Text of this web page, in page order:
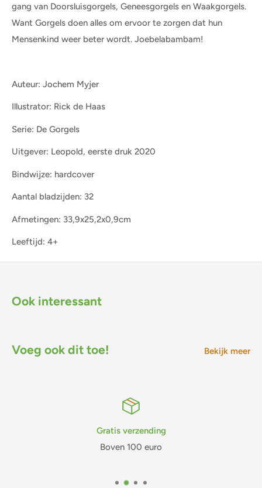
gang van Doorsluisgorgels, Geneesgorgels en Waakgorgels.
Want Gorgels doen alles om ervoor te zorgen dat hun
Mensenkind weer beter wordt. Joebelabambam!
Auteur: Jochem Myjer
Illustrator: Rick de Haas
Serie: De Gorgels
Uitgever: Leopold, eerste druk 2020
Bindwijze: hardcover
Aantal bladzijden: 32
Afmetingen: 33,9x25,2x0,9cm
Leeftijd: 4+
Ook interessant
Voeg ook dit toe! Bekijk meer
Gratis verzending
Boven 100 euro